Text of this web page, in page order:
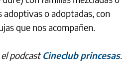
adoptivas o adoptadas, con
que nos acompañen.
podcastCineclub princesas.